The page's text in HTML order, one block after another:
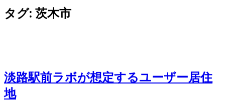
タグ: 茨木市
淡路駅前ラボが想定するユーザー居住
地